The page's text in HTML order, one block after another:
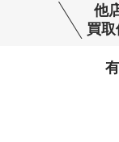
他
買取